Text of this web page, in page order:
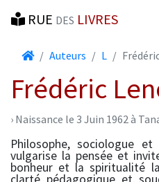
RUE DES LIVRES
AccueilAuteurs L
Frédéric
› Naissance le 3 Juin 1962 à
Philosophe, sociologue
vulgarise la pensée et
bonheur et la spiritualité